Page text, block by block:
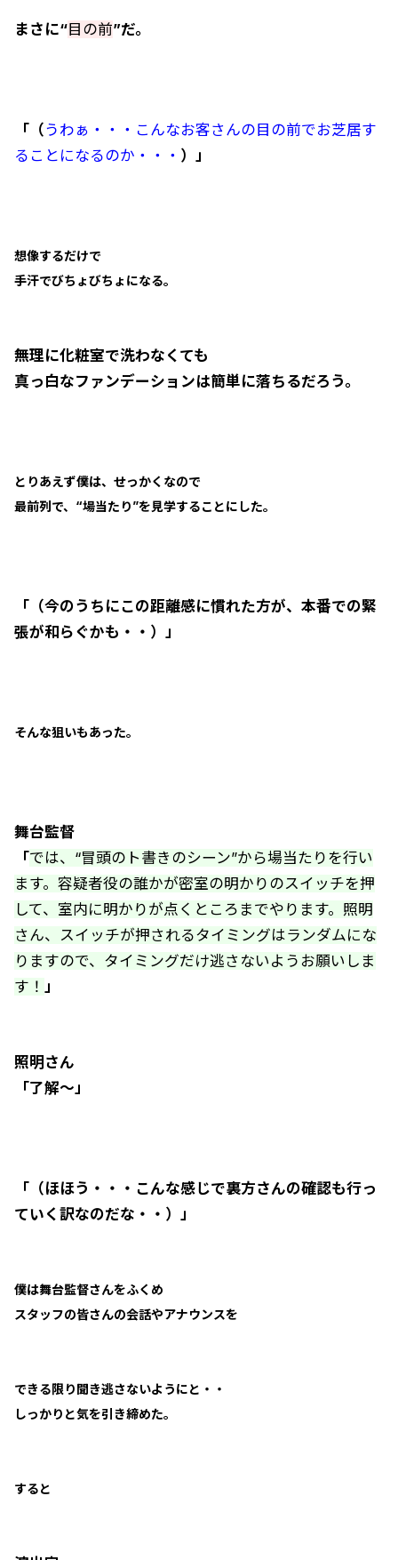
まさに“ 目の前”だ。
「（うわぁ・・・こんなお客さんの目の前でお芝居す
ることになるのか・・・ ）」
想像するだけで
手汗でびちょびちょになる。
無理に化粧室で洗わなくても
真っ白なファンデーションは簡単に落ちるだろう。
とりあえず僕は、せっかくなので
最前列で、“場当たり”を見学することにした。
「（今のうちにこの距離感に慣れた方が、本番での緊
張が和らぐかも・・）」
そんな狙いもあった。
舞台監督
「では、“冒頭のト書きのシーン”から場当たりを行い
ます。容疑者役の誰かが密室の明かりのスイッチを押
して、室内に明かりが点くところまでやります。照明
さん、スイッチが押されるタイミングはランダムにな
りますので、タイミングだけ逃さないようお願いしま
す！ 」
照明さん
「了解～」
「（ほほう・・・こんな感じで裏方さんの確認も行っ
ていく訳なのだな・・）」
僕は舞台監督さんをふくめ
スタッフの皆さんの会話やアナウンスを
できる限り聞き逃さないようにと・・
しっかりと気を引き締めた。
すると